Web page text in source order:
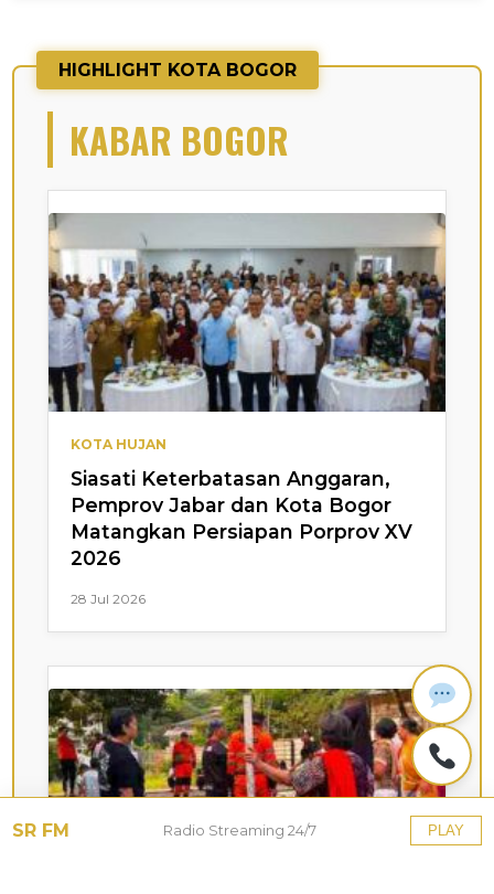
HIGHLIGHT KOTA BOGOR
KABAR BOGOR
KOTA HUJAN
Siasati Keterbatasan Anggaran,
Pemprov Jabar dan Kota Bogor
Matangkan Persiapan Porprov XV
2026
28 Jul 2026
SR FM Radio Streaming 24/7 PLAY